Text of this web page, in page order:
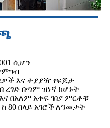
ሲሆን
እና ተያያዥ የፍጆታ
ረገድ በጣም ዝነኛ ከሆኑት
በአለም አቀፍ ገበያ ምርቶቹ
80 በላይ አገሮች ለዓመታት